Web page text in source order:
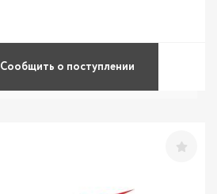
Сообщить о поступлении